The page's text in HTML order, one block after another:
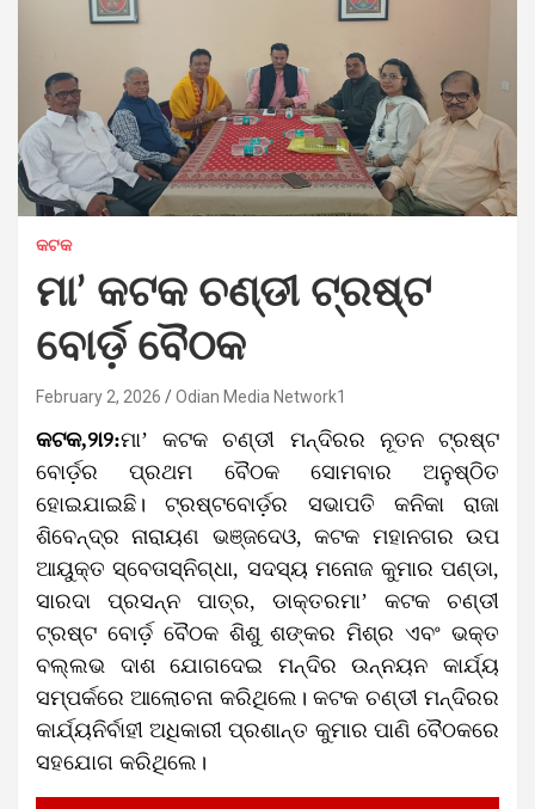
କଟକ
ମା’ କଟକ ଚଣ୍ଡୀ ଟ୍ରଷ୍ଟ
ବୋର୍ଡ଼ ବୈଠକ
February 2, 2026 Odian Media Network1
କଟକ,୨ା୨:ମା’ କଟକ ଚଣ୍ଡୀ ମନ୍ଦିରର ନୂତନ ଟ୍ରଷ୍ଟ
ବୋର୍ଡ଼ର ପ୍ରଥମ ବୈଠକ ସୋମବାର ଅନୁ​ଷ୍ଠିତ
ହୋଇଯାଇଛି। ଟ୍ରଷ୍ଟବୋର୍ଡ଼ର ସଭାପତି କନିକା ରାଜା
ଶିବେନ୍ଦ୍ର ନାରାୟଣ ଭଞ୍ଜଦେଓ, କଟକ ମହାନଗର ଉପ
ଆୟୁକ୍ତ ସ୍ବେତାସ୍ନିଗ୍ଧା, ସଦସ୍ୟ ମନୋଜ କୁମାର ପଣ୍ଡା,
ସାରଦା ପ୍ରସନ୍ନ ପାତ୍ର, ଡାକ୍ତରମା’ କଟକ ଚଣ୍ଡୀ
ଟ୍ରଷ୍ଟ ବୋର୍ଡ଼ ବୈଠକ ଶିଶୁ ଶଙ୍କର ମିଶ୍ର ଏବଂ ଭକ୍ତ
ବଲ୍ଲଭ ଦାଶ ଯୋଗଦେଇ ମନ୍ଦିର ଉନ୍ନୟନ କାର୍ଯ୍ୟ
ସମ୍ପର୍କରେ ଆଲୋଚନା କରିଥିଲେ। କଟକ ଚଣ୍ଡୀ ମନ୍ଦିରର
କାର୍ଯ୍ୟନିର୍ବାହୀ ଅଧିକାରୀ ପ୍ରଶାନ୍ତ କୁମାର ପାଣି ବୈଠକରେ
ସହଯୋଗ କରିଥିଲେ।